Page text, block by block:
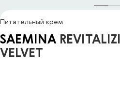
Питательный крем
SAEMINA
VELVET